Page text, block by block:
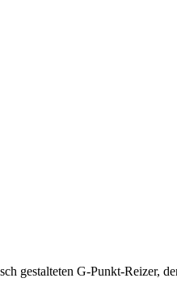
gestalteten G-Punkt-Reizer,